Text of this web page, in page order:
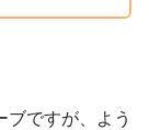
ブですが、よう